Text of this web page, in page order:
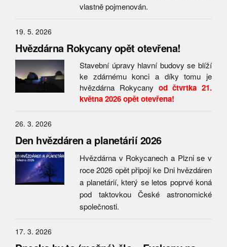
vlastně pojmenován.
19. 5. 2026
Hvězdárna Rokycany opět otevřena!
Stavební úpravy hlavní budovy se blíží
ke zdárnému konci a díky tomu je
hvězdárna Rokycany od čtvrtka 21.
května 2026 opět otevřena!
26. 3. 2026
Den hvězdáren a planetárií 2026
Hvězdárna v Rokycanech a Plzni se v
roce 2026 opět připojí ke Dni hvězdáren
a planetárií, který se letos poprvé koná
pod taktovkou České astronomické
společnosti.
17. 3. 2026